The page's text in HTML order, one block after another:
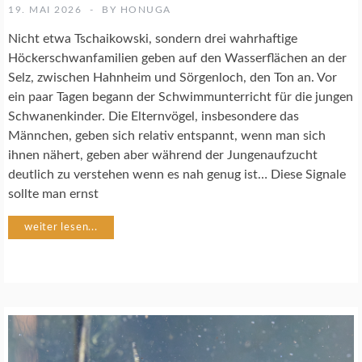
F
O
G
R
A
E
Ö
19. MAI 2026 BY HONUGA
Nicht etwa Tschaikowski, sondern drei wahrhaftige
Höckerschwanfamilien geben auf den Wasserflächen an der
Selz, zwischen Hahnheim und Sörgenloch, den Ton an. Vor
ein paar Tagen begann der Schwimmunterricht für die jungen
Schwanenkinder. Die Elternvögel, insbesondere das
Männchen, geben sich relativ entspannt, wenn man sich
ihnen nähert, geben aber während der Jungenaufzucht
deutlich zu verstehen wenn es nah genug ist… Diese Signale
sollte man ernst
weiter lesen...